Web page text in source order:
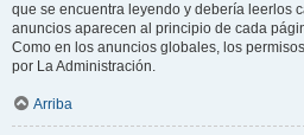
que se encuentra leyendo y debería leerlos
anuncios aparecen al principio de cada
Como en los anuncios globales, los
por La Administración.
Arriba